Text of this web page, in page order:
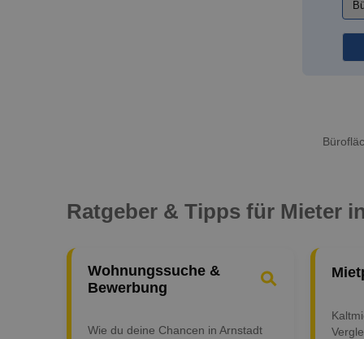
Ratgeber & Tipps für Mieter
Wohnungssuche &
Bewerbung
Wie du deine Chancen in Arnstadt